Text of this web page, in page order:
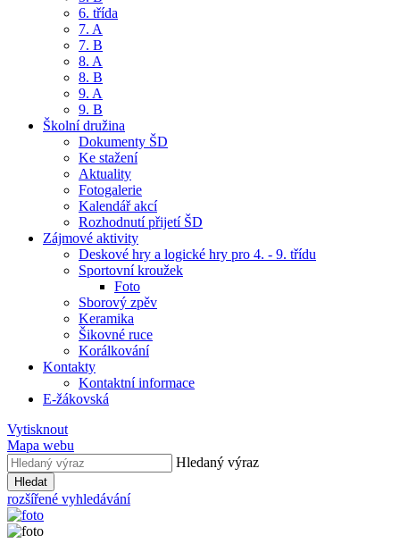
6. třída
7. A
7. B
8. A
8. B
9. A
9. B
Školní družina
Dokumenty ŠD
Ke stažení
Aktuality
Fotogalerie
Kalendář akcí
Rozhodnutí přijetí ŠD
Zájmové aktivity
Deskové hry a logické hry pro 4. - 9. třídu
Sportovní kroužek
Foto
Sborový zpěv
Keramika
Šikovné ruce
Korálkování
Kontakty
Kontaktní informace
E-žákovská
Vytisknout
Mapa webu
Hledaný výraz
Hledat
rozšířené vyhledávání